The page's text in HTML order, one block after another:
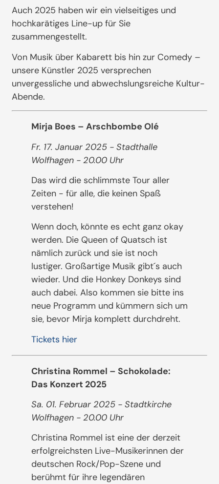
Auch 2025 haben wir ein vielseitiges und
hochkarätiges Line-up für Sie
zusammengestellt.
Von Musik über Kabarett bis hin zur Comedy –
unsere Künstler 2025 versprechen
unvergessliche und abwechslungsreiche Kultur-
Abende.
Mirja Boes – Arschbombe Olé
Fr. 17. Januar 2025 - Stadthalle
Wolfhagen - 20.00 Uhr
Das wird die schlimmste Tour aller
Zeiten - für alle, die keinen Spaß
verstehen!
Wenn doch, könnte es echt ganz okay
werden. Die Queen of Quatsch ist
nämlich zurück und sie ist noch
lustiger. Großartige Musik gibt´s auch
wieder. Und die Honkey Donkeys sind
auch dabei. Also kommen sie bitte ins
neue Programm und kümmern sich um
sie, bevor Mirja komplett durchdreht.
Tickets hier
Christina Rommel – Schokolade:
Das Konzert 2025
Sa. 01. Februar 2025 - Stadtkirche
Wolfhagen - 20.00 Uhr
Christina Rommel ist eine der derzeit
erfolgreichsten Live-Musikerinnen der
deutschen Rock/Pop-Szene und
berühmt für ihre legendären